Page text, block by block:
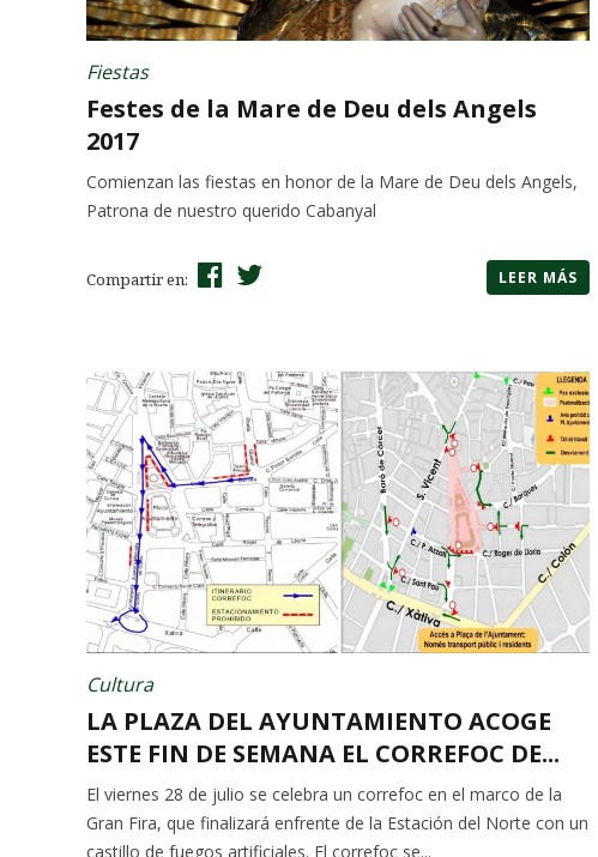
Fiestas
Festes de la Mare de Deu dels Angels
2017
Comienzan las fiestas en honor de la Mare de Deu dels Angels,
Patrona de nuestro querido Cabanyal
Compartir en: LEER MÁS
Cultura
LA PLAZA DEL AYUNTAMIENTO ACOGE
ESTE FIN DE SEMANA EL CORREFOC DE...
El viernes 28 de julio se celebra un correfoc en el marco de la
Gran Fira, que finalizará enfrente de la Estación del Norte con un
castillo de fuegos artificiales. El correfoc se...